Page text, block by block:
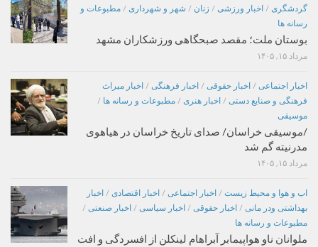
گردشگری / اخبار ورزشی / زنان / شهر و شهرداری / مطبوعات و
رسانه ها
بوستان ملت؛ مقصد صبحگاهی ورزشکاران مشهد
مرداد ۱۵, ۱۴۰۵
اخبار اجتماعی / اخبار حقوقی / اخبار فرهنگی / اخبار میراث
فرهنگی و صنایع دستی / اخبار هنری / مطبوعات و رسانه ها /
موسیقی
/موسیقی خراسان/ صدای تاریخ خراسان در هیاهوی
مدرنیته گم شد
مرداد ۱۵, ۱۴۰۵
اب و هوا و محیط زیست / اخبار اجتماعی / اخبار اقتصادی / اخبار
بهداشتی ودر مانی / اخبار حقوقی / اخبار سیاسی / اخبار صنعتی /
مطبوعات و رسانه ها
ملوانان ناو هواپیمابر آبراهام لینکلن از افسردگی و افت